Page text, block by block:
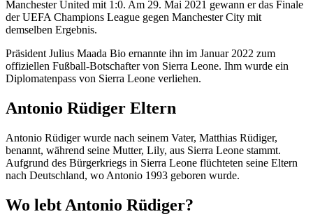
Manchester United mit 1:0. Am 29. Mai 2021 gewann er das Finale
der UEFA Champions League gegen Manchester City mit
demselben Ergebnis.
Präsident Julius Maada Bio ernannte ihn im Januar 2022 zum
offiziellen Fußball-Botschafter von Sierra Leone. Ihm wurde ein
Diplomatenpass von Sierra Leone verliehen.
Antonio Rüdiger Eltern
Antonio Rüdiger wurde nach seinem Vater, Matthias Rüdiger,
benannt, während seine Mutter, Lily, aus Sierra Leone stammt.
Aufgrund des Bürgerkriegs in Sierra Leone flüchteten seine Eltern
nach Deutschland, wo Antonio 1993 geboren wurde.
Wo lebt Antonio Rüdiger?